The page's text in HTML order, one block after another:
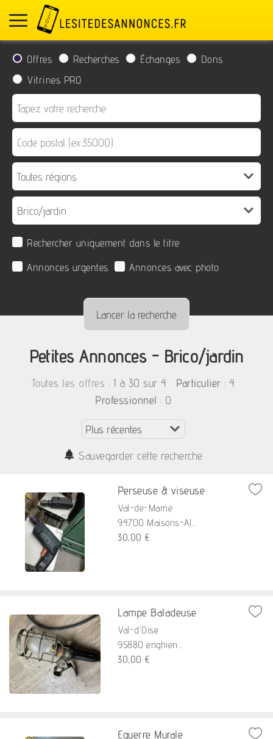
Offres Recherches Échanges
Dons
Vitrines PRO
Rechercher uniquement dans le titre
Annonces urgentes
Annonces avec photo
Petites Annonces - Brico/jardin
Toutes les offres : 1 à 30 sur 4 Particulier : 4
Professionnel : 0
Sauvegarder cette recherche
Perseuse & viseuse
Val-de-Marne
94700 Maisons-Al...
30,00 €
Lampe Baladeuse
Val-d'Oise
95880 enghien...
30,00 €
Equerre Murale